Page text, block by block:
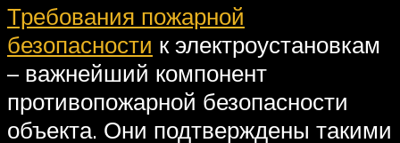
Требования пожарной
безопасности к электроустановкам
– важнейший компонент
противопожарной безопасности
объекта. Они подтверждены такими